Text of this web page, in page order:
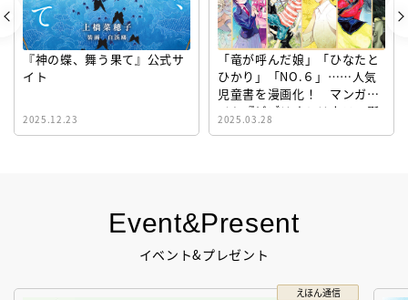
Event&Present
イベント&プレゼント
えほん通信
『神の蝶、舞う果て』公式サ
イト
2025.12.23
「竜が呼んだ娘」「ひなたと
ひかり」「NO.６」……人気
児童書を漫画化！ マンガサ
イト『ビブリオシリウス』誕
生！
2025.03.28